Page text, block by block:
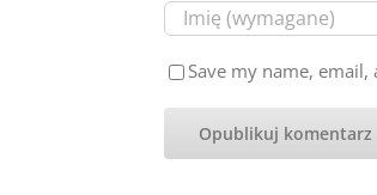
Save my name,